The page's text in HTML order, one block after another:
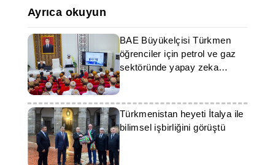
Ayrıca okuyun
BAE Büyükelçisi Türkmen
öğrenciler için petrol ve gaz
sektöründe yapay zeka
konulu bir seminer düzenledi
Türkmenistan heyeti İtalya ile
bilimsel işbirliğini görüştü